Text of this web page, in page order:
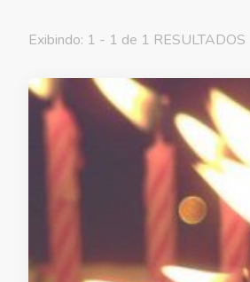
Exibindo: 1 - 1 de 1 RESULTADOS